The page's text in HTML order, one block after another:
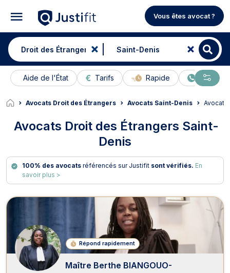
Vous êtes avocat ?
Aide de l'État Tarifs Rapide En ligne
Avocats Droit des Étrangers Avocats Saint-Denis
Avocats Droit des Étrangers Saint-
Denis
100% des avocatsréférencés sur Justifit sont vérifiés. En
savoir plus >
Avocats en Droit des Étrangers à
Répond rapidement
Maître Berthe BIANGOUO-